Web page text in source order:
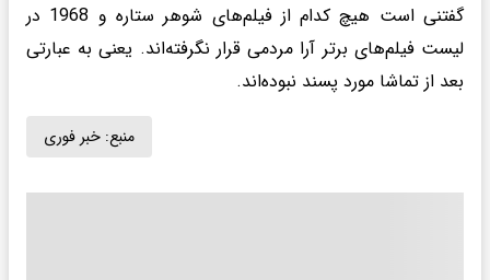
گفتنی است هیچ کدام از فیلم‌های شوهر ستاره و 1968 در
لیست فیلم‌های برتر آرا مردمی‌ قرار نگرفته‌اند. یعنی به عبارتی
بعد از تماشا مورد پسند نبوده‌اند.
منبع: خبر فوری